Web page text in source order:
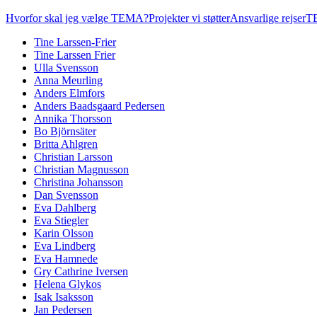
Hvorfor skal jeg vælge TEMA?Projekter vi støtterAnsvarlige rejser
Tine Larssen-Frier
Tine Larssen Frier
Ulla Svensson
Anna Meurling
Anders Elmfors
Anders Baadsgaard Pedersen
Annika Thorsson
Bo Björnsäter
Britta Ahlgren
Christian Larsson
Christian Magnusson
Christina Johansson
Dan Svensson
Eva Dahlberg
Eva Stiegler
Karin Olsson
Eva Lindberg
Eva Hamnede
Gry Cathrine Iversen
Helena Glykos
Isak Isaksson
Jan Pedersen